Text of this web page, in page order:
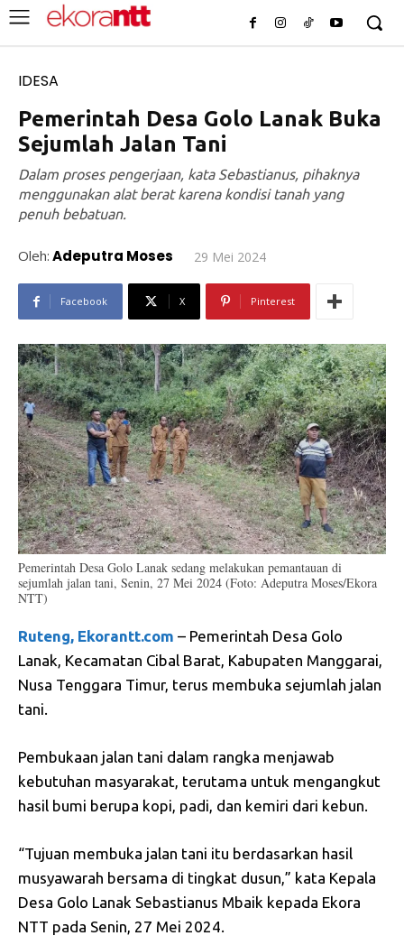
IDESA
Pemerintah Desa Golo Lanak Buka
Sejumlah Jalan Tani
Dalam proses pengerjaan, kata Sebastianus, pihaknya
menggunakan alat berat karena kondisi tanah yang
penuh bebatuan.
Oleh: Adeputra Moses 29 Mei 2024
Facebook X Pinterest
Pemerintah Desa Golo Lanak sedang melakukan pemantauan di
sejumlah jalan tani, Senin, 27 Mei 2024 (Foto: Adeputra Moses/Ekora
NTT)
Ruteng, Ekorantt.com – Pemerintah Desa Golo
Lanak, Kecamatan Cibal Barat, Kabupaten Manggarai,
Nusa Tenggara Timur, terus membuka sejumlah jalan
tani.
Pembukaan jalan tani dalam rangka menjawab
kebutuhan masyarakat, terutama untuk mengangkut
hasil bumi berupa kopi, padi, dan kemiri dari kebun.
“Tujuan membuka jalan tani itu berdasarkan hasil
musyawarah bersama di tingkat dusun,” kata Kepala
Desa Golo Lanak Sebastianus Mbaik kepada Ekora
NTT pada Senin, 27 Mei 2024.